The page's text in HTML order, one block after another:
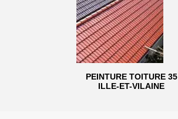
PEINTURE TOITURE 35
ILLE-ET-VILAINE